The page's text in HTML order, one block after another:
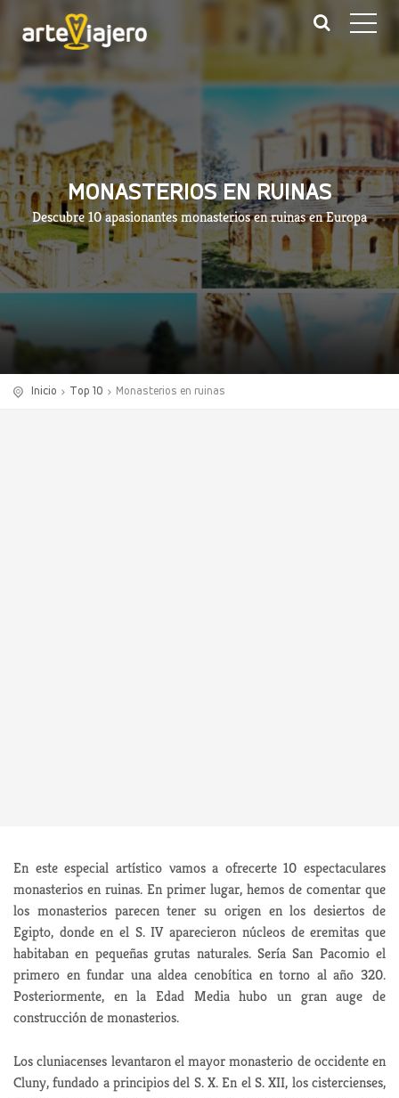
MONASTERIOS EN RUINAS
Descubre 10 apasionantes monasterios en ruinas en Europa
Inicio Top 10 Monasterios en ruinas
En este especial artístico vamos a ofrecerte 10 espectaculares
monasterios en ruinas. En primer lugar, hemos de comentar que
los monasterios parecen tener su origen en los desiertos de
Egipto, donde en el S. IV aparecieron núcleos de eremitas que
habitaban en pequeñas grutas naturales. Sería San Pacomio el
primero en fundar una aldea cenobítica en torno al año 320.
Posteriormente, en la Edad Media hubo un gran auge de
construcción de monasterios.
Los cluniacenses levantaron el mayor monasterio de occidente en
Cluny, fundado a principios del S. X. En el S. XII, los cistercienses,